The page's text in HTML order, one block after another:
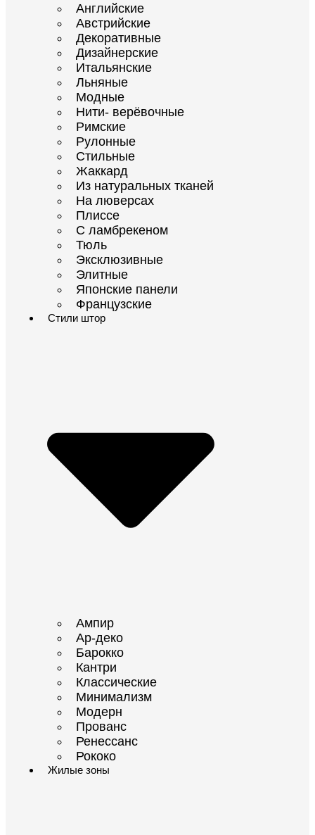
Английские
Австрийские
Декоративные
Дизайнерские
Итальянские
Льняные
Модные
Нити- верёвочные
Римские
Рулонные
Стильные
Жаккард
Из натуральных тканей
На люверсах
Плиссе
С ламбрекеном
Тюль
Эксклюзивные
Элитные
Японские панели
Французские
Стили штор
Ампир
Ар-деко
Барокко
Кантри
Классические
Минимализм
Модерн
Прованс
Ренессанс
Рококо
Жилые зоны